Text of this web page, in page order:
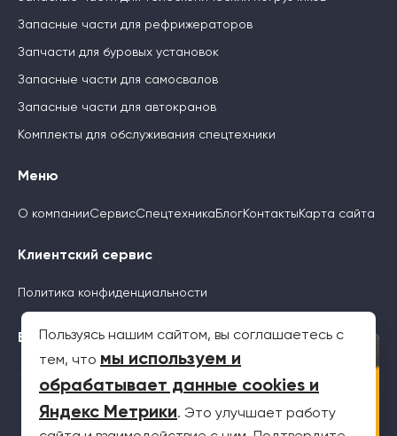
Запасные части для рефрижераторов
Запчасти для буровых установок
Запасные части для самосвалов
Запасные части для автокранов
Комплекты для обслуживания спецтехники
Меню
О компанииСервисСпецтехника БлогКонтакты Карта сайта
Клиентский сервис
Политика конфиденциальности
Будьте с нами
Пользуясь нашим сайтом, вы соглашаетесь с
тем, что мы используем и
обрабатывает данные cookies и
Яндекс Метрики. Это улучшает работу